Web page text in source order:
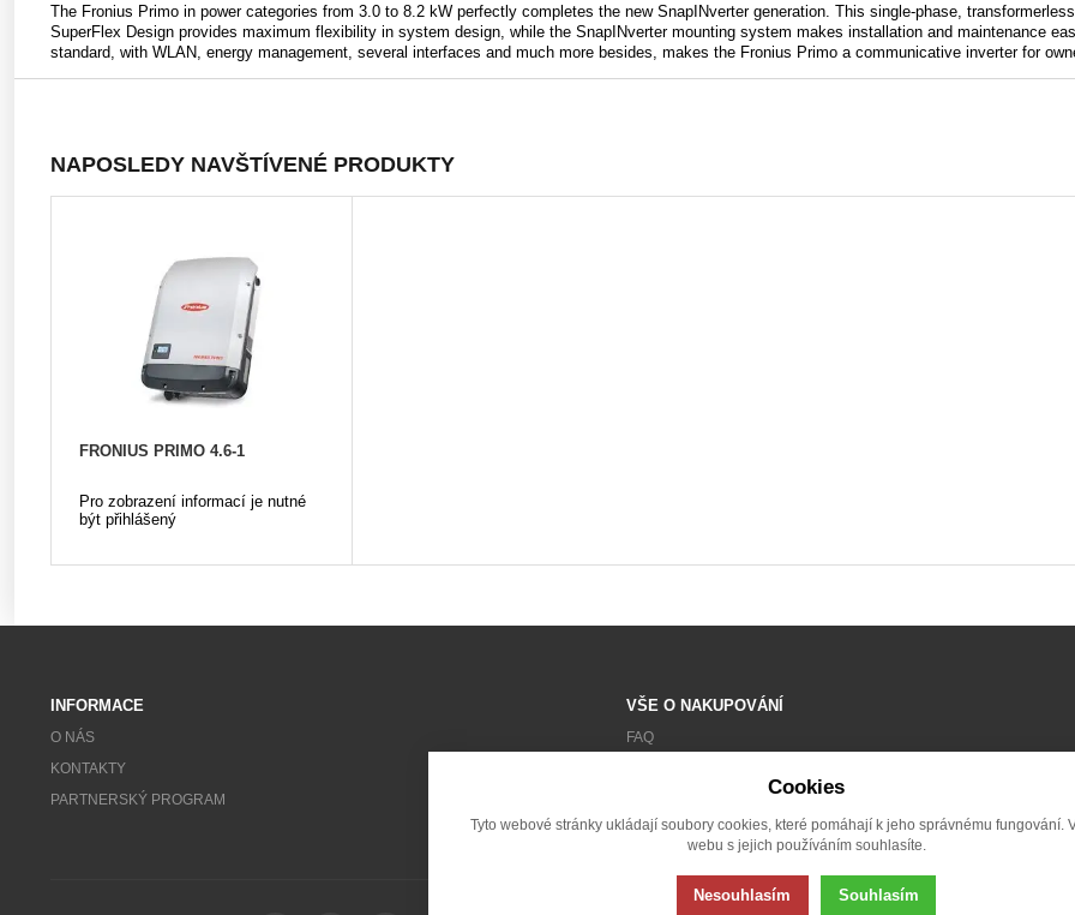
The Fronius Primo in power categories from 3.0 to 8.2 kW perfectly completes the new SnapINverter generation. This single-phase,
SuperFlex Design provides maximum flexibility in system design, while the SnapINverter mounting system makes installation and maintenance
standard, with WLAN, energy management, several interfaces and much more besides, makes the Fronius Primo a communicative inverter for
NAPOSLEDY NAVŠTÍVENÉ PRODUKTY
FRONIUS PRIMO 4.6-1
Pro zobrazení informací je nutné
být přihlášený
INFORMACE
O NÁS
KONTAKTY
PARTNERSKÝ PROGRAM
VŠE O NAKUPOVÁNÍ
FAQ
REKLAMACE
Cookies
Tyto webové stránky ukládají soubory cookies, které pomáhají k jeho správnému fungování.
webu s jejich používáním souhlasíte.
Nesouhlasím Souhlasím